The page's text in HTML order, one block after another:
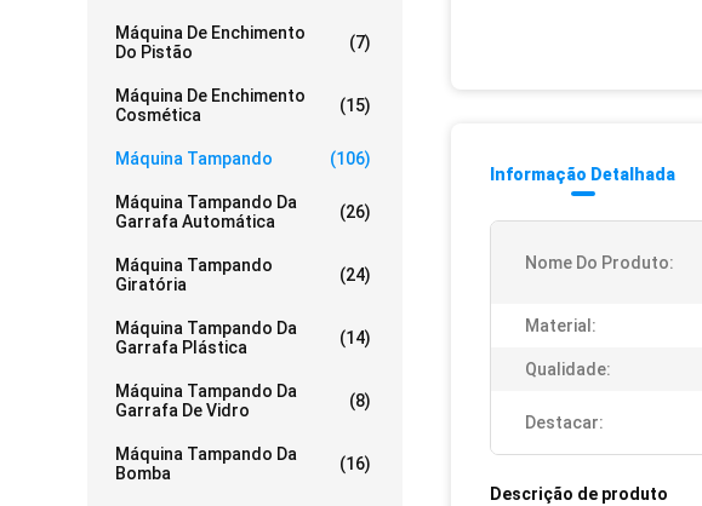
Máquina De Enchimento
Do Pistão
(7)
Máquina De Enchimento
Cosmética
(15)
Máquina Tampando (106)
Máquina Tampando Da
Garrafa Automática
(26)
Máquina Tampando
Giratória
(24)
Máquina Tampando Da
Garrafa Plástica
(14)
Máquina Tampando Da
Garrafa De Vidro
(8)
Máquina Tampando Da
Bomba
(16)
Informação Detalhada
Nome Do Produto:
Material:
Qualidade:
Destacar:
Descrição de produto